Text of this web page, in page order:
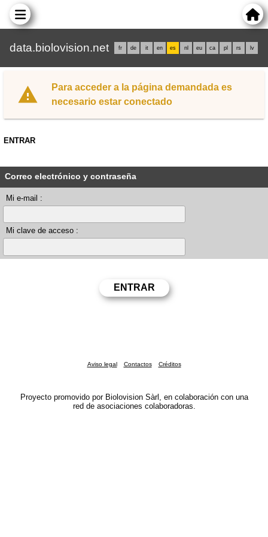
data.biolovision.net fr de it en es nl eu ca pl rs lv
Para acceder a la página demandada es
necesario estar conectado
ENTRAR
Correo electrónico y contraseña
Mi e-mail :
Mi clave de acceso :
Aviso legal Contactos Créditos
Proyecto promovido por Biolovision Sàrl, en colaboración con una
red de asociaciones colaboradoras.